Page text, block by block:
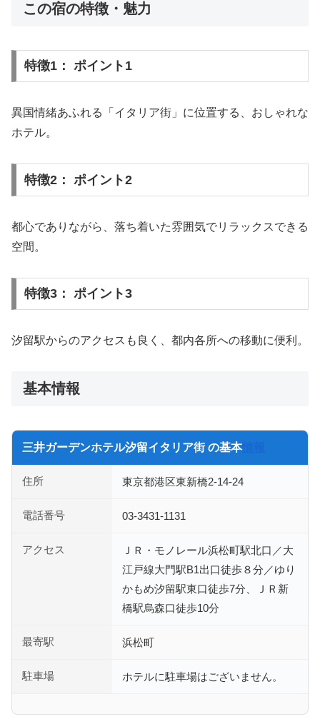
この宿の特徴・魅力
特徴1： ポイント1
異国情緒あふれる「イタリア街」に位置する、おしゃれな
ホテル。
特徴2： ポイント2
都心でありながら、落ち着いた雰囲気でリラックスできる
空間。
特徴3： ポイント3
汐留駅からのアクセスも良く、都内各所への移動に便利。
基本情報
三井ガーデンホテル汐留イタリア街 の基本情報
住所 東京都港区東新橋2-14-24
電話番号 03-3431-1131
アクセス
ＪＲ・モノレール浜松町駅北口／大
江戸線大門駅B1出口徒歩８分／ゆり
かもめ汐留駅東口徒歩7分、ＪＲ新
橋駅烏森口徒歩10分
最寄駅 浜松町
駐車場 ホテルに駐車場はございません。